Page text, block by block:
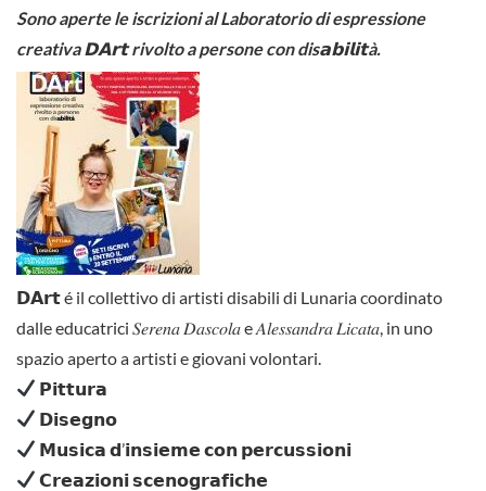
Sono aperte le iscrizioni al Laboratorio di espressione
creativa 𝗗𝗔𝗿𝘁 rivolto a persone con dis𝗮𝗯𝗶𝗹𝗶𝘁à.
𝗗𝗔𝗿𝘁 é il collettivo di artisti disabili di Lunaria coordinato
dalle educatrici 𝑆𝑒𝑟𝑒𝑛𝑎 𝐷𝑎𝑠𝑐𝑜𝑙𝑎 e 𝐴𝑙𝑒𝑠𝑠𝑎𝑛𝑑𝑟𝑎 𝐿𝑖𝑐𝑎𝑡𝑎, in uno
spazio aperto a artisti e giovani volontari.
𝗣𝗶𝘁𝘁𝘂𝗿𝗮
𝗗𝗶𝘀𝗲𝗴𝗻𝗼
𝗠𝘂𝘀𝗶𝗰𝗮 𝗱’𝗶𝗻𝘀𝗶𝗲𝗺𝗲 𝗰𝗼𝗻 𝗽𝗲𝗿𝗰𝘂𝘀𝘀𝗶𝗼𝗻𝗶
𝗖𝗿𝗲𝗮𝘇𝗶𝗼𝗻𝗶 𝘀𝗰𝗲𝗻𝗼𝗴𝗿𝗮𝗳𝗶𝗰𝗵𝗲